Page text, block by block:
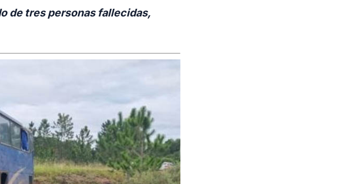
de tres personas fallecidas,